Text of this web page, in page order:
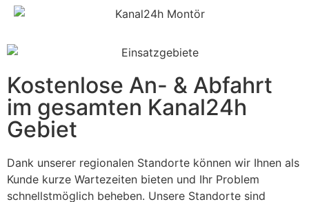
Kostenlose An- & Abfahrt
im gesamten Kanal24h
Gebiet
Dank unserer regionalen Standorte können wir Ihnen als
Kunde kurze Wartezeiten bieten und Ihr Problem
schnellstmöglich beheben. Unsere Standorte sind